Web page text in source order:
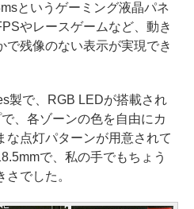
というゲーミング液晶パネ
やレースゲームなど、動き
で残像のない表示が実現でき
製で、RGB LEDが搭載され
、各ゾーンの色を自由にカ
な点灯パターンが用意されて
で、私の手でもちょう
でした。